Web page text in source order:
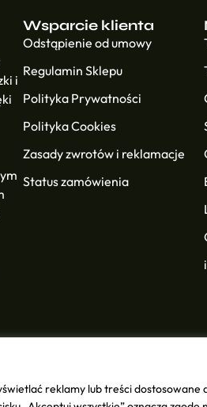
reklamy lub treści dostosowane
i
Wsparcie klienta
Odstąpienie od umowy
Regulamin Sklepu
Polityka Prywatności
Polityka Cookies
Zasady zwrotów i reklamacje
Status zamówienia
ofBSK Group. All rights reserved.